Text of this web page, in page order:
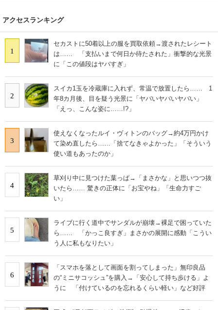
アクセスランキング
1
セカストに50着以上の服を買取依頼→渡されたレシート
は…… 「支払いまで何日か待たされた」衝撃的な光景
に「この値段はヤバすぎ」
2
スイカ1玉を冷蔵庫に入れず、常温で放置したら…… 1
年8カ月後、目を疑う光景に「ヤバいヤバいヤバい」
「えっ、こんな姿に……!?」
3
使えなくなったルイ・ヴィトンのバッグ→約4万円かけ
て染め直したら……「捨てなきゃよかった」「そういう
使い道もあったのか」
4
草刈り中に見つけた葉っぱ→「まさかな」と思いつつ抜
いたら…… 驚きの正体に「お宝やね」「生命力すご
い」
5
ライブに行く道中でサンダルが崩壊→裸足で困っていた
ら…… 「かっこ良すぎ」まさかの展開に感動「こうい
う人に私もなりたい」
6
「スマホを落として画面を割ってしまった」無印良品
の“ミニサコッシュ”を購入→「安心して持ち歩ける」よ
うに 「付けているのを忘れるくらい軽い」など好評